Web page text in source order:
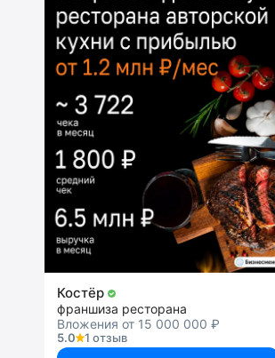
Костёр
франшиза ресторана
Вложения от 15 000 000 ₽
5.0
1 отзыв